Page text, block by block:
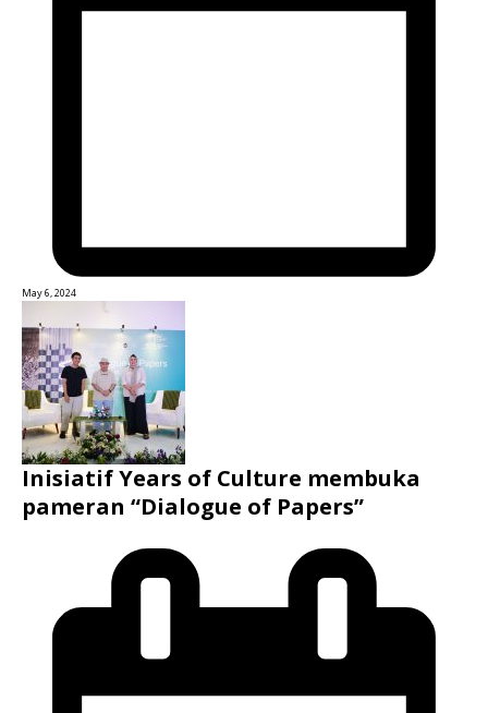
May 6, 2024
Inisiatif Years of Culture membuka
pameran “Dialogue of Papers”